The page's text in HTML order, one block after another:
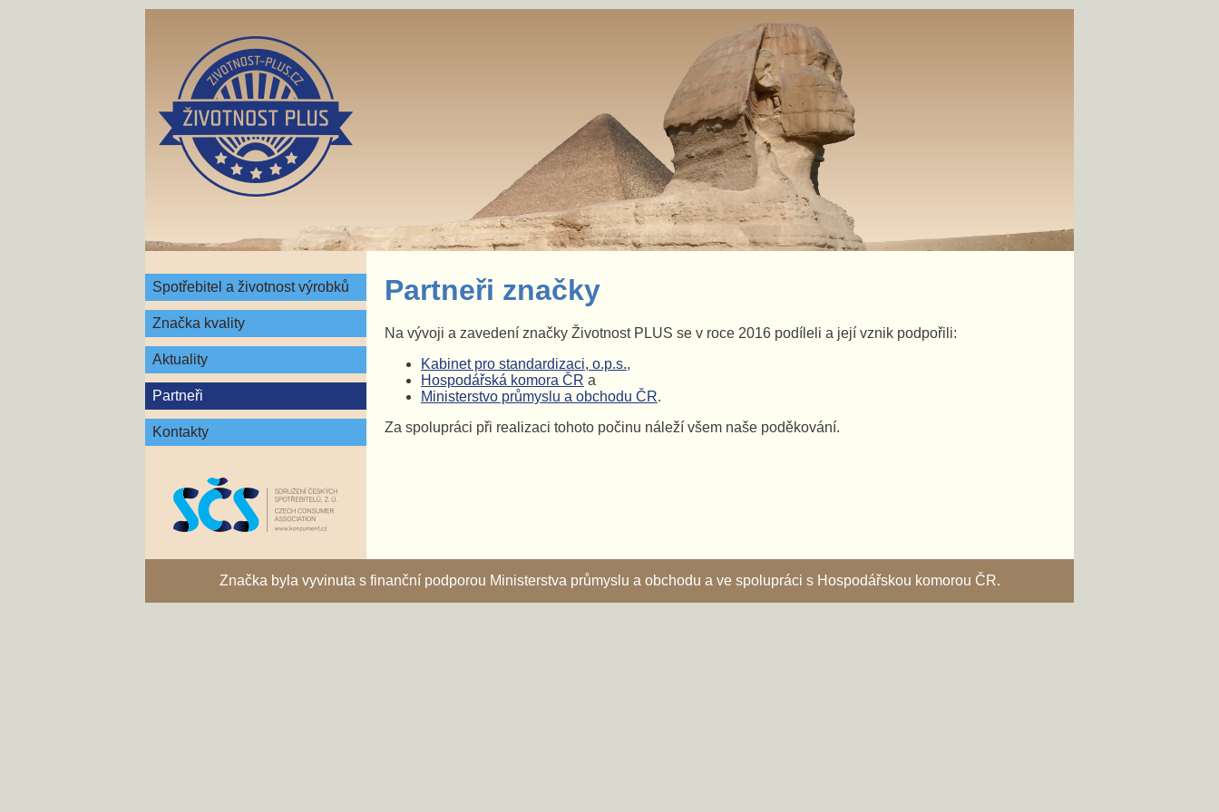
Spotřebitel a životnost výrobků
Značka kvality
Aktuality
Partneři
Kontakty
Partneři značky
Na vývoji a zavedení značky Životnost PLUS se v roce 2016 podíleli a její vznik podpořili:
Kabinet pro standardizaci, o.p.s.,
Hospodářská komora ČR a
Ministerstvo průmyslu a obchodu ČR.
Za spolupráci při realizaci tohoto počinu náleží všem naše poděkování.
Značka byla vyvinuta s finanční podporou Ministerstva průmyslu a obchodu a ve spolupráci s Hospodářskou komorou ČR.